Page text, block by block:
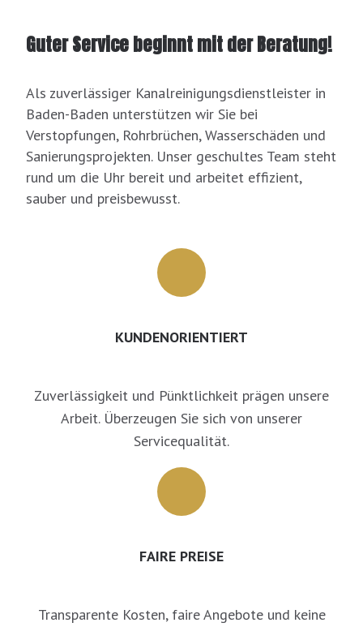
Guter Service beginnt mit der Beratung!
Als zuverlässiger Kanalreinigungsdienstleister in
Baden-Baden unterstützen wir Sie bei
Verstopfungen, Rohrbrüchen, Wasserschäden und
Sanierungsprojekten. Unser geschultes Team steht
rund um die Uhr bereit und arbeitet effizient,
sauber und preisbewusst.
KUNDENORIENTIERT
Zuverlässigkeit und Pünktlichkeit prägen unsere
Arbeit. Überzeugen Sie sich von unserer
Servicequalität.
FAIRE PREISE
Transparente Kosten, faire Angebote und keine